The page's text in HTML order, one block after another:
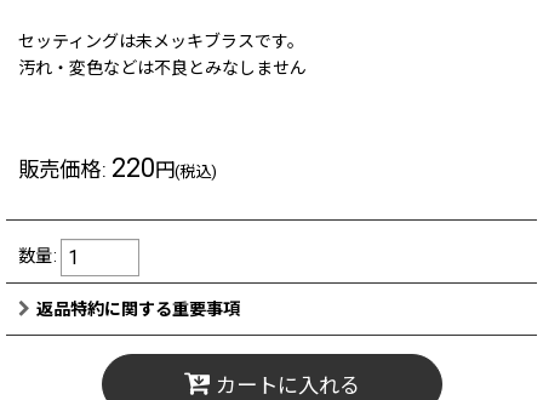
セッティングは未メッキブラスです。
汚れ・変色などは不良とみなしません
販売価格: 220円(税込)
数量:
返品特約に関する重要事項
カートに入れる